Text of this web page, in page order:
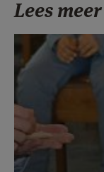
Lees meer